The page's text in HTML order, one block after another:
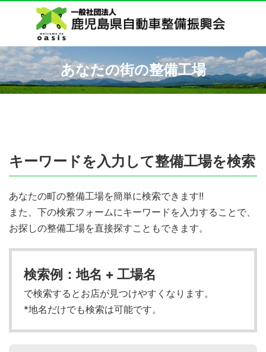
あなたの街の整備工場
キーワードを入力して整備工場を検索
あなたの町の整備工場を簡単に検索できます!!
また、下の検索フォームにキーワードを入力することで、
お探しの整備工場を直接探すこともできます。
検索例：地名 + 工場名
で検索するとお店が見つけやすくなります。
*地名だけでも検索は可能です。